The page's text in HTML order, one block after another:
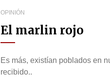
OPINIÓN
El marlin rojo
Es más, existían poblados en
recibido..